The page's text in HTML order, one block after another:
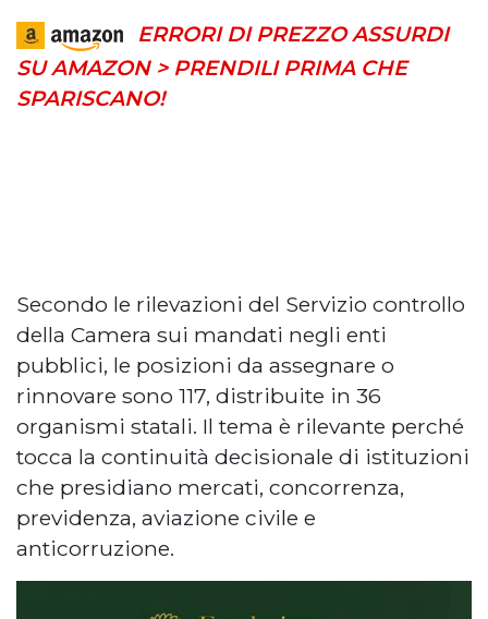
ERRORI DI PREZZO ASSURDI
SU AMAZON > PRENDILI PRIMA CHE
SPARISCANO!
Secondo le rilevazioni del Servizio controllo
della Camera sui mandati negli enti
pubblici, le posizioni da assegnare o
rinnovare sono 117, distribuite in 36
organismi statali. Il tema è rilevante perché
tocca la continuità decisionale di istituzioni
che presidiano mercati, concorrenza,
previdenza, aviazione civile e
anticorruzione.